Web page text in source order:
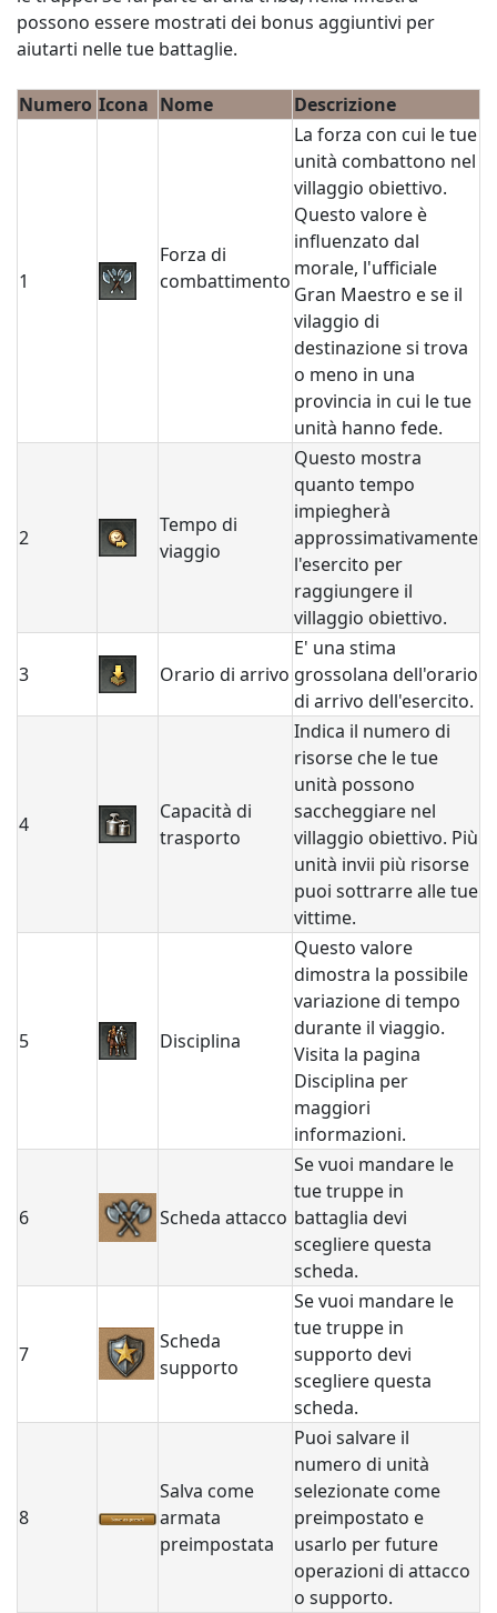
possono essere mostrati dei bonus aggiuntivi per
aiutarti nelle tue battaglie.
Numero Icona Nome Descrizione
1
Forza di
combattimento
La forza con cui le tue
unità combattono nel
villaggio obiettivo.
Questo valore è
influenzato dal
morale, l'ufficiale
Gran Maestro e se il
vilaggio di
destinazione si trova
o meno in una
provincia in cui le tue
unità hanno fede.
2
Tempo di
viaggio
Questo mostra
quanto tempo
impiegherà
approssimativamente
l'esercito per
raggiungere il
villaggio obiettivo.
3 Orario di arrivo
E' una stima
grossolana dell'orario
di arrivo dell'esercito.
4
Capacità di
trasporto
Indica il numero di
risorse che le tue
unità possono
saccheggiare nel
villaggio obiettivo. Più
unità invii più risorse
puoi sottrarre alle tue
vittime.
5 Disciplina
Questo valore
dimostra la possibile
variazione di tempo
durante il viaggio.
Visita la pagina
Disciplina per
maggiori
informazioni.
6 Scheda attacco
Se vuoi mandare le
tue truppe in
battaglia devi
scegliere questa
scheda.
7
Scheda
supporto
Se vuoi mandare le
tue truppe in
supporto devi
scegliere questa
scheda.
8
Salva come
armata
preimpostata
Puoi salvare il
numero di unità
selezionate come
preimpostato e
usarlo per future
operazioni di attacco
o supporto.